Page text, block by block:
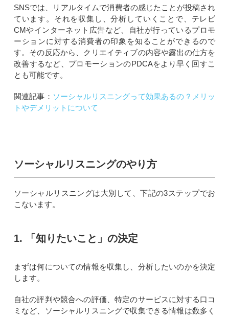
SNSでは、リアルタイムで消費者の感じたことが投稿され
ています。それを収集し、分析していくことで、テレビ
CMやインターネット広告など、自社が行っているプロモ
ーションに対する消費者の印象を知ることができるので
す。その反応から、クリエイティブの内容や露出の仕方を
改善するなど、プロモーションのPDCAをより早く回すこ
とも可能です。
関連記事： ソーシャルリスニングって効果あるの？メリッ
トやデメリットについて
ソーシャルリスニングのやり方
ソーシャルリスニングは大別して、下記の3ステップでお
こないます。
1. 「知りたいこと」の決定
まずは何についての情報を収集し、分析したいのかを決定
します。
自社の評判や競合への評価、特定のサービスに対する口コ
ミなど、ソーシャルリスニングで収集できる情報は数多く